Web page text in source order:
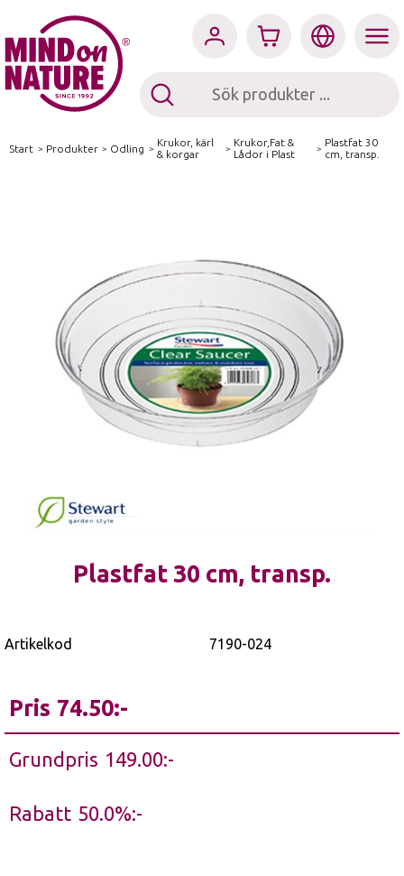
Start / Produkter / Odling / Krukor, kärl
& korgar
/ Krukor,Fat &
Lådor i Plast
/ Plastfat 30
cm, transp.
Plastfat 30 cm, transp.
Artikelkod 7190-024
Pris 74.50
Grundpris 149.00
Rabatt 50.0%